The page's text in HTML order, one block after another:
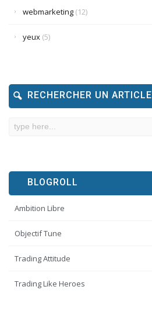
webmarketing (12)
yeux (5)
RECHERCHER UN ARTICLE
BLOGROLL
Ambition Libre
Objectif Tune
Trading Attitude
Trading Like Heroes